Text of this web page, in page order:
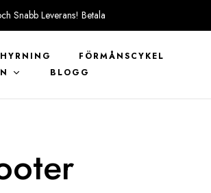
Snabb Leverans! Betala
FÖRMÅNSCYKEL
BLOGG